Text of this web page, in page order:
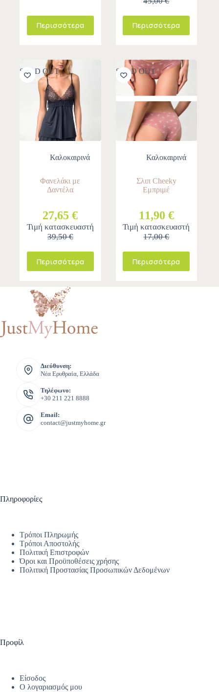
Περισσότερα Περισσότερα
SOLD OUT
Καλοκαιρινά
Φανελάκι με
Δαντέλα
27,65 €
Τιμή κατασκευαστή
39,50 €
Περισσότερα
SOLD OUT
Καλοκαιρινά
Σλιπ Cheeky
Εμπριμέ
11,90 €
Τιμή κατασκευαστή
17,00 €
Περισσότερα
Διεύθυνση:
Νέα Ερυθραία, Ελλάδα
Τηλέφωνο:
+30 211 221 8888
Email:
contact@justmyhome.gr
Πληροφορίες
Τρόποι Πληρωμής
Τρόποι Αποστολής
Πολιτική Επιστροφών
Όροι και Προϋποθέσεις χρήσης
Πολιτική Προστασίας Προσωπικών Δεδομένων
Προφίλ
Είσοδος
Ο λογαριασμός μου